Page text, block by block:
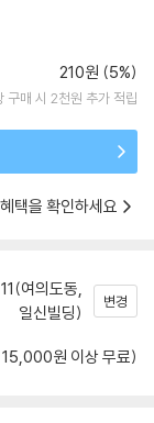
210원 (5%)
구매 시 2천원 추가 적립
택을 확인하세요
여의도동,
일신빌딩)
변경
15,000원 이상 무료)